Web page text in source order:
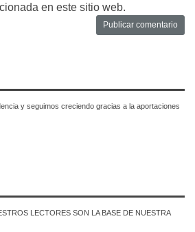
en este sitio web.
y seguimos creciendo gracias a la aportaciones
LECTORES SON LA BASE DE NUESTRA